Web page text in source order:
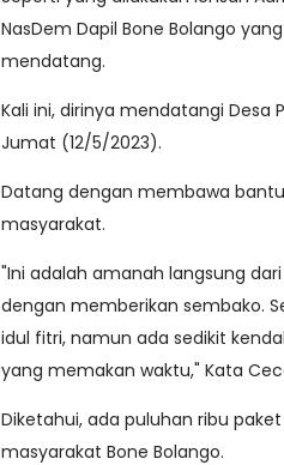
NasDem Dapil Bone Bolango
mendatang.
Kali ini, dirinya mendatangi Desa
Jumat (12/5/2023).
Datang dengan membawa
masyarakat.
"Ini adalah amanah langsung
dengan memberikan sembako.
idul fitri, namun ada sedikit
yang memakan waktu," Kata
Diketahui, ada puluhan ribu
masyarakat Bone Bolango.